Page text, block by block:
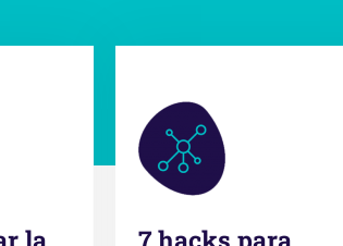
la
7 hacks para